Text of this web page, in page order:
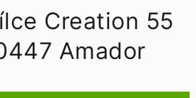
Creation 55
Amador